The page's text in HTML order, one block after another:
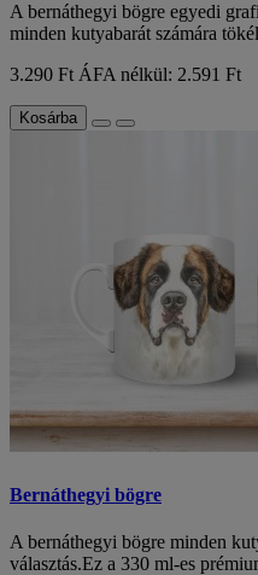
A bernáthegyi bögre egyedi
minden kutyabarát számára
3.290 Ft ÁFA nélkül: 2.591 Ft
Kosárba
Bernáthegyi bögre
A bernáthegyi bögre minden
választás.Ez a 330 ml-es